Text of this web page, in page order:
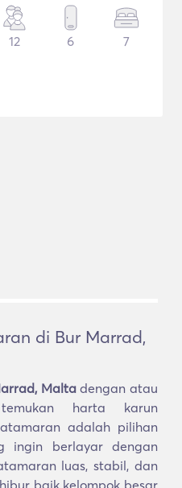
12 6 7
di Bur Marrad,
Maltadengan atau
harta karun
adalah pilihan
ingin berlayar dengan
luas, stabil, dan
baik kelompok besar